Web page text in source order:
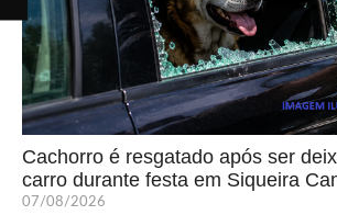
Cachorro é resgatado após ser
carro durante festa em Siqueira
07/08/2026